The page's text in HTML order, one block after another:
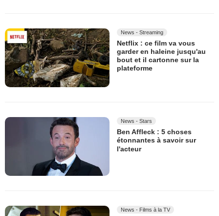
News - Streaming
Netflix : ce film va vous
garder en haleine jusqu'au
bout et il cartonne sur la
plateforme
News - Stars
Ben Affleck : 5 choses
étonnantes à savoir sur
l'acteur
News - Films à la TV